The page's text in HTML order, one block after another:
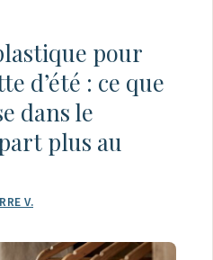
pour
d’été : ce que
dans le
plus au
V.